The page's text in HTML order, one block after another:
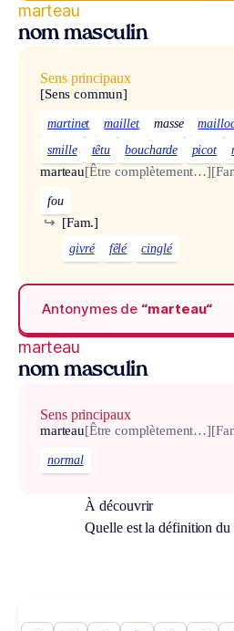
marteau
nom masculin
Sens principaux
[Sens commun]
martinet maillet masse
smille
têtu boucharde picot
marteau[Être complètement…]
fou
[Fam.]
↪
givré fêlé cinglé
Antonymes de “marteau“
marteau
nom masculin
Sens principaux
marteau[Être complètement…]
normal
À découvrir
Quelle est la définition du